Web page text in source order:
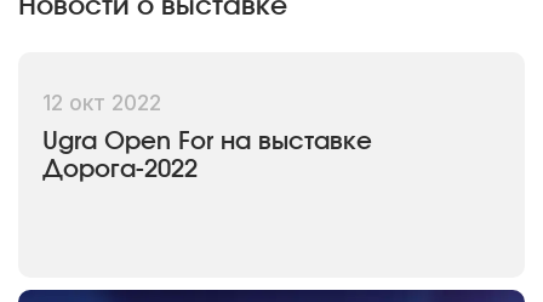
Новости о выставке
12 окт 2022
Ugra Open For на выставке
Дорога-2022